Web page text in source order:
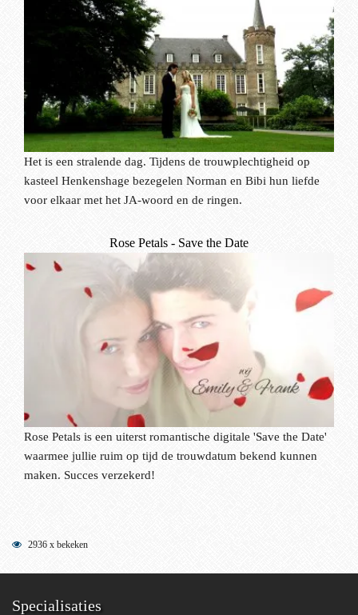
Het is een stralende dag. Tijdens de trouwplechtigheid op
kasteel Henkenshage bezegelen Norman en Bibi hun liefde
voor elkaar met het JA-woord en de ringen.
Rose Petals - Save the Date
Rose Petals is een uiterst romantische digitale 'Save the Date'
waarmee jullie ruim op tijd de trouwdatum bekend kunnen
maken. Succes verzekerd!
2936 x bekeken
Specialisaties